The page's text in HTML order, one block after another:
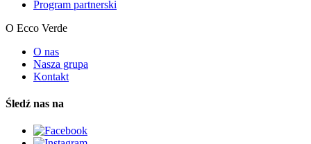
Program partnerski
O Ecco Verde
O nas
Nasza grupa
Kontakt
Śledź nas na